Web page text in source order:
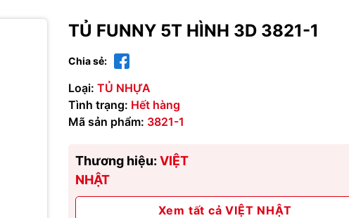
TỦ FUNNY 5T HÌNH 3D 3821-1
Chia sẻ:
Loại: TỦ NHỰA
Tình trạng: Hết hàng
Mã sản phẩm: 3821-1
Thương hiệu: VIỆT
NHẬT
Xem tất cả VIỆT NHẬT